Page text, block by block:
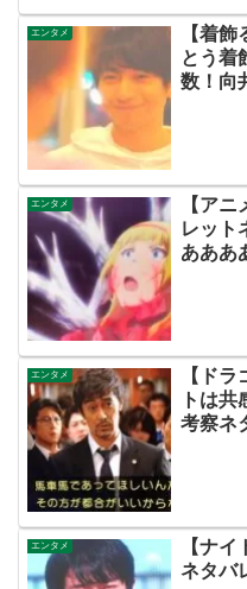
エンタメ
【着
とう着
数！向
エンタメ
【ア
レット
あああ
エンタメ
【ド
トは
考察ネ
エンタメ
【ナ
ネタバ